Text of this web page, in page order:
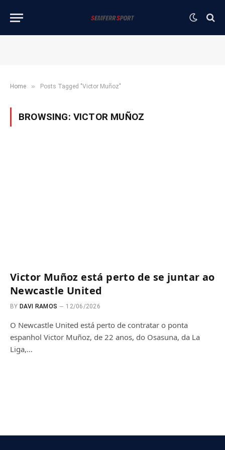
Home » Posts Tagged "Victor Muñoz"
BROWSING: VICTOR MUÑOZ
Victor Muñoz está perto de se juntar ao
Newcastle United
BY DAVI RAMOS 12/06/2026
O Newcastle United está perto de contratar o ponta
espanhol Victor Muñoz, de 22 anos, do Osasuna, da La
Liga,…